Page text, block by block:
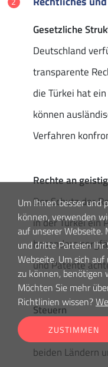
Gesetzliche
Deutschland
transparente
die Türkei hat
können
Verfahren
Rechte an
Der Schutz der
in der Türkei ein
besonders
und Patente
Steuern
Das
beiden Ländern
Um Ihnen besser und
können, verwenden
auf unserer Webseite.
und dritte Parteien
Webseite. Um sich
zu können, benötigen
Möchten Sie mehr
Richtlinien wissen?
ZUSTIMMEN